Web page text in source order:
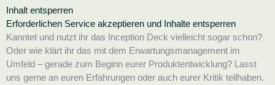
Inhalt entsperren
Erforderlichen Service akzeptieren und Inhalte entsperren
Kanntet und nutzt ihr das Inception Deck vielleicht sogar schon?
Oder wie klärt ihr das mit dem Erwartungsmanagement im
Umfeld – gerade zum Beginn eurer Produktentwicklung? Lasst
uns gerne an euren Erfahrungen oder auch eurer Kritik teilhaben.